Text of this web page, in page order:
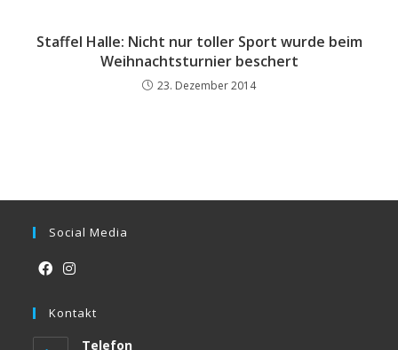
Staffel Halle: Nicht nur toller Sport wurde beim
Weihnachtsturnier beschert
23. Dezember 2014
Social Media
a
in
a
Kontakt
Telefon